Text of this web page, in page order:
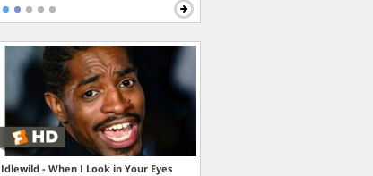
Idlewild - When I Look in Your Eyes